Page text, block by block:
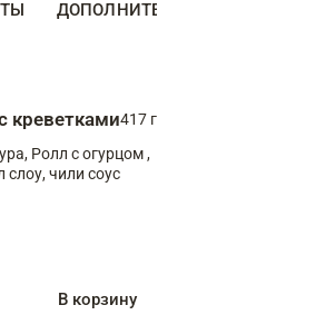
ДОПОЛНИТЕЛЬНО
креветками417 г
Ролл с огурцом ,
слоу, чили соус
В корзину